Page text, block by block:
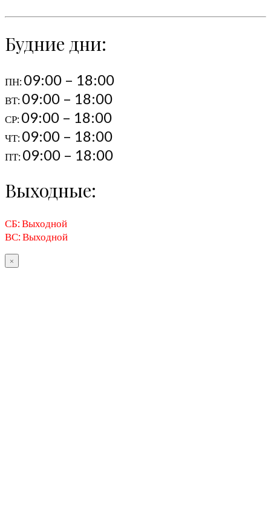
Будние дни:
ПН:09:00 – 18:00
ВТ:09:00 – 18:00
СР:09:00 – 18:00
ЧТ:09:00 – 18:00
ПТ:09:00 – 18:00
Выходные:
СБ: Выходной
ВС: Выходной
×